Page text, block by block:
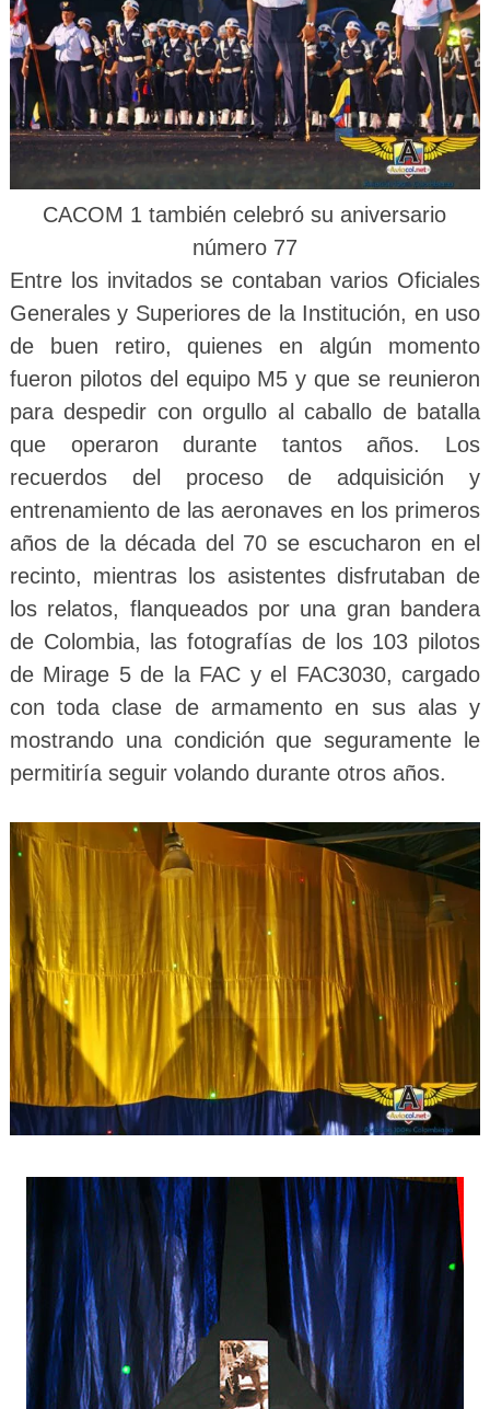
CACOM 1 también celebró su aniversario
número 77
Entre los invitados se contaban varios Oficiales
Generales y Superiores de la Institución, en uso
de buen retiro, quienes en algún momento
fueron pilotos del equipo M5 y que se reunieron
para despedir con orgullo al caballo de batalla
que operaron durante tantos años. Los
recuerdos del proceso de adquisición y
entrenamiento de las aeronaves en los primeros
años de la década del 70 se escucharon en el
recinto, mientras los asistentes disfrutaban de
los relatos, flanqueados por una gran bandera
de Colombia, las fotografías de los 103 pilotos
de Mirage 5 de la FAC y el FAC3030, cargado
con toda clase de armamento en sus alas y
mostrando una condición que seguramente le
permitiría seguir volando durante otros años.